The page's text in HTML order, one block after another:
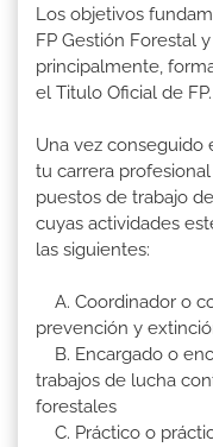
Los objetivos
FP Gestión Forestal
principalmente,
el Titulo Oficial de FP.
Una vez conseguido
tu carrera
puestos de trabajo
cuyas actividades
las siguientes:
A. Coordinador o
prevención y
B. Encargado o
trabajos de lucha
forestales
C. Práctico o